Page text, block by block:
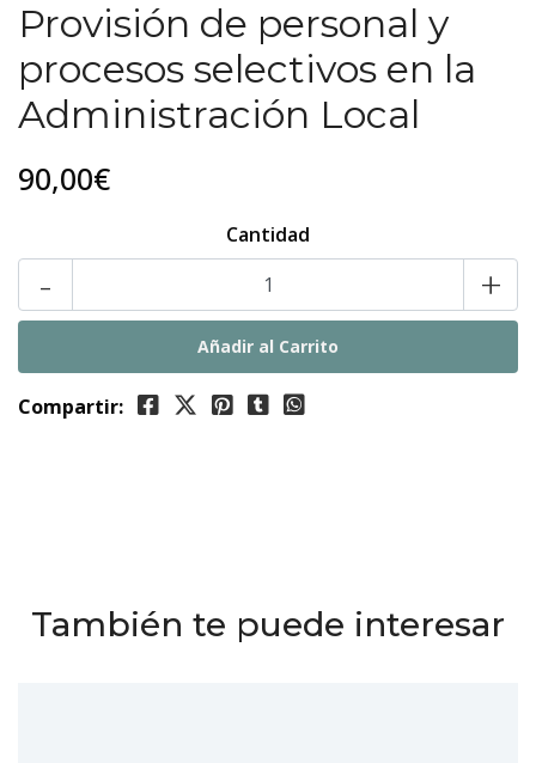
Provisión de personal y
procesos selectivos en la
Administración Local
90,00€
Cantidad
- +
Compartir:
También te puede interesar